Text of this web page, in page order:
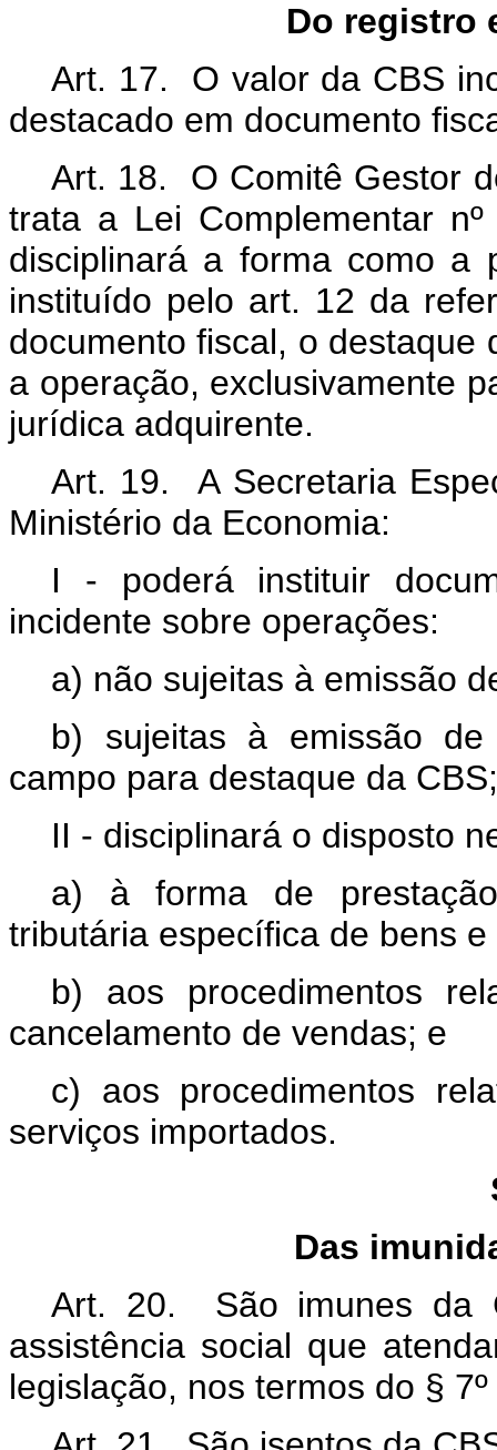
Do registro
Art. 17. O valor da CBS
destacado em documento
Art. 18. O Comitê Gestor
trata a Lei Complementar
disciplinará a forma como a
instituído pelo art. 12 da
documento fiscal, o destaque
a operação, exclusivamente
jurídica adquirente.
Art. 19. A Secretaria
Ministério da Economia:
I - poderá instituir
incidente sobre operações:
a) não sujeitas à emissão
b) sujeitas à emissão
campo para destaque da
II - disciplinará o disposto
a) à forma de
tributária específica de bens e
b) aos procedimentos
cancelamento de vendas; e
c) aos procedimentos
serviços importados.
Das
Art. 20. São imunes da
assistência social que
legislação, nos termos do §